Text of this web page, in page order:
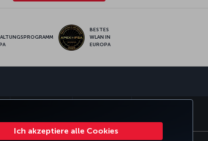
Ich akzeptiere alle Cookies
BESTES
WLAN IN
EUROPA